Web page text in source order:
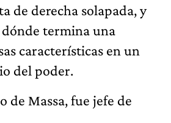
de derecha solapada, y
termina una
características en un
del poder.
de Massa, fue jefe de